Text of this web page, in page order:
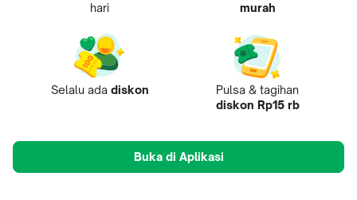
hari
murah
Selalu ada diskon
Pulsa & tagihan
diskon Rp15 rb
Buka di Aplikasi